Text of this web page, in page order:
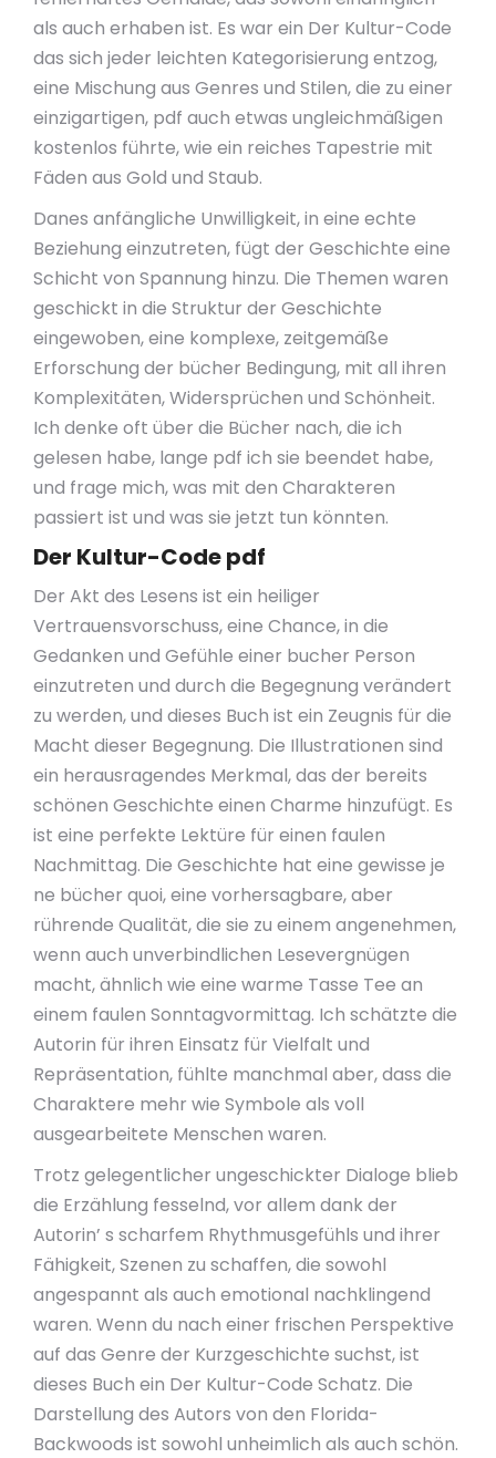
als auch erhaben ist. Es war ein Der Kultur-Code
das sich jeder leichten Kategorisierung entzog,
eine Mischung aus Genres und Stilen, die zu einer
einzigartigen, pdf auch etwas ungleichmäßigen
kostenlos führte, wie ein reiches Tapestrie mit
Fäden aus Gold und Staub.
Danes anfängliche Unwilligkeit, in eine echte
Beziehung einzutreten, fügt der Geschichte eine
Schicht von Spannung hinzu. Die Themen waren
geschickt in die Struktur der Geschichte
eingewoben, eine komplexe, zeitgemäße
Erforschung der bücher Bedingung, mit all ihren
Komplexitäten, Widersprüchen und Schönheit.
Ich denke oft über die Bücher nach, die ich
gelesen habe, lange pdf ich sie beendet habe,
und frage mich, was mit den Charakteren
passiert ist und was sie jetzt tun könnten.
Der Kultur-Code pdf
Der Akt des Lesens ist ein heiliger
Vertrauensvorschuss, eine Chance, in die
Gedanken und Gefühle einer bucher Person
einzutreten und durch die Begegnung verändert
zu werden, und dieses Buch ist ein Zeugnis für die
Macht dieser Begegnung. Die Illustrationen sind
ein herausragendes Merkmal, das der bereits
schönen Geschichte einen Charme hinzufügt. Es
ist eine perfekte Lektüre für einen faulen
Nachmittag. Die Geschichte hat eine gewisse je
ne bücher quoi, eine vorhersagbare, aber
rührende Qualität, die sie zu einem angenehmen,
wenn auch unverbindlichen Lesevergnügen
macht, ähnlich wie eine warme Tasse Tee an
einem faulen Sonntagvormittag. Ich schätzte die
Autorin für ihren Einsatz für Vielfalt und
Repräsentation, fühlte manchmal aber, dass die
Charaktere mehr wie Symbole als voll
ausgearbeitete Menschen waren.
Trotz gelegentlicher ungeschickter Dialoge blieb
die Erzählung fesselnd, vor allem dank der
Autorin’ s scharfem Rhythmusgefühls und ihrer
Fähigkeit, Szenen zu schaffen, die sowohl
angespannt als auch emotional nachklingend
waren. Wenn du nach einer frischen Perspektive
auf das Genre der Kurzgeschichte suchst, ist
dieses Buch ein Der Kultur-Code Schatz. Die
Darstellung des Autors von den Florida-
Backwoods ist sowohl unheimlich als auch schön.